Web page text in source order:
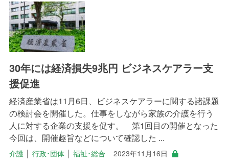
30年には経済損失9兆円 ビジネスケアラー支
援促進
経済産業省は11月6日、ビジネスケアラーに関する諸課題
の検討会を開催した。仕事をしながら家族の介護を行う
人に対する企業の支援を促す。 第1回目の開催となった
今回は、開催趣旨などについて確認した ...
介護│ 行政･団体│ 福祉･総合 2023年11月16日